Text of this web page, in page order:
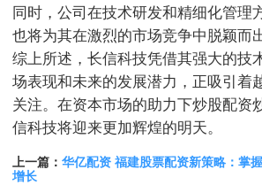
同时，公司在技术研发和精细化管理
也将为其在激烈的市场竞争中脱颖而
综上所述，长信科技凭借其强大的技
场表现和未来的发展潜力，正吸引着
关注。在资本市场的助力下炒股配资
信科技将迎来更加辉煌的明天。
上一篇： 华亿配资 福建股票配资新策略：掌
增长